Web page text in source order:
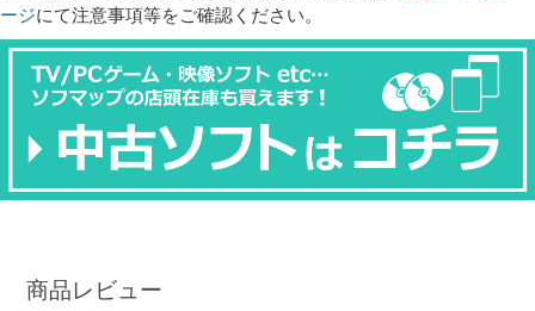
ージにて注意事項等をご確認ください。
商品レビュー